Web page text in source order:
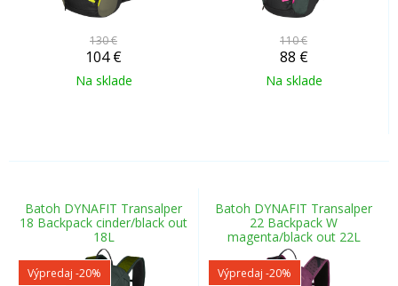
130 €
104 €
Na sklade
110 €
88 €
Na sklade
Batoh DYNAFIT Transalper
18 Backpack cinder/black out
18L
Výpredaj -20%
Batoh DYNAFIT Transalper
22 Backpack W
magenta/black out 22L
Výpredaj -20%